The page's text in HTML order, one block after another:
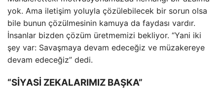
yok. Ama iletişim yoluyla çözülebilecek bir sorun olsa
bile bunun çözülmesinin kamuya da faydası vardır.
İnsanlar bizden çözüm üretmemizi bekliyor. “Yani iki
şey var: Savaşmaya devam edeceğiz ve müzakereye
devam edeceğiz” dedi.
“SİYASİ ZEKALARIMIZ BAŞKA”